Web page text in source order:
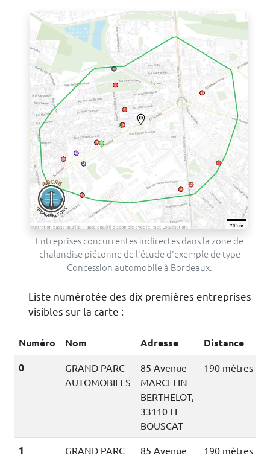
Entreprises concurrentes indirectes dans la zone de
chalandise piétonne de l'étude d'exemple de type
Concession automobile à Bordeaux.
Liste numérotée des dix premières entreprises
visibles sur la carte :
Numéro Nom Adresse
Distance
0
GRAND PARC
AUTOMOBILES
85 Avenue
MARCELIN
BERTHELOT,
33110 LE
BOUSCAT
190 mètres
1
GRAND PARC
85 Avenue
190 mètres